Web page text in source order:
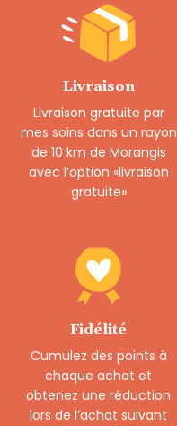
Livraison
Livraison gratuite par
mes soins dans un rayon
de 10 km de Morangis
avec l’option «livraison
gratuite»
Fidélité
Cumulez des points à
chaque achat et
obtenez une réduction
lors de l’achat suivant